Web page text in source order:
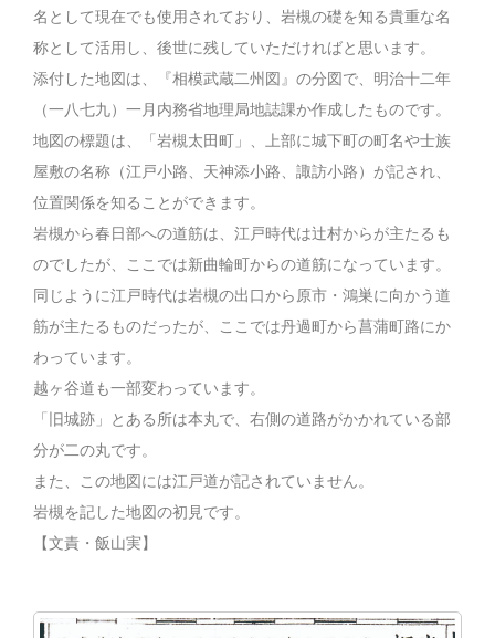
名として現在でも使用されており、岩槻の礎を知る貴重な名
称として活用し、後世に残していただければと思います。
添付した地図は、『相模武蔵二州図』の分図で、明治十二年
（一八七九）一月内務省地理局地誌課か作成したものです。
地図の標題は、「岩槻太田町」、上部に城下町の町名や士族
屋敷の名称（江戸小路、天神添小路、諏訪小路）が記され、
位置関係を知ることができます。
岩槻から春日部への道筋は、江戸時代は辻村からが主たるも
のでしたが、ここでは新曲輪町からの道筋になっています。
同じように江戸時代は岩槻の出口から原市・鴻巣に向かう道
筋が主たるものだったが、ここでは丹過町から菖蒲町路にか
わっています。
越ヶ谷道も一部変わっています。
「旧城跡」とある所は本丸で、右側の道路がかかれている部
分が二の丸です。
また、この地図には江戸道が記されていません。
岩槻を記した地図の初見です。
【文責・飯山実】